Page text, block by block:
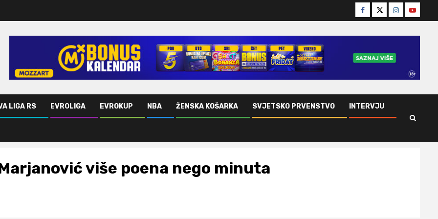
Facebook
TwitterInstagram
Youtube
LIGA RS EVROLIGA EVROKUP NBA ŽENSKA KOŠARKA SVJETSKO PRVENSTVO INTERVJU
više poena nego minuta